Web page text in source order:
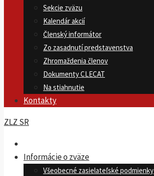
Sekcie zväzu
Kalendár akcií
Členský informátor
Zo zasadnutí predstavenstva
Zhromaždenia členov
Dokumenty CLECAT
Na stiahnutie
Kontakty
ZLZ SR
Informácie o zväze
Všeobecné zasielateľské podmienky